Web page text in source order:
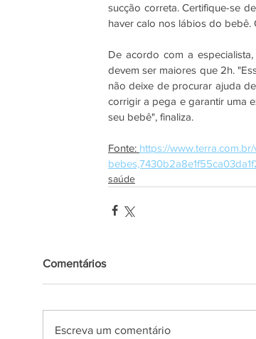
sucção correta. Certifique-se
haver calo nos lábios do bebê.
De acordo com a
devem ser maiores que 2h.
não deixe de procurar ajuda
corrigir a pega e garantir uma
seu bebê", finaliza.
Fonte: https://
saúde
Comentários
Escreva um comentário